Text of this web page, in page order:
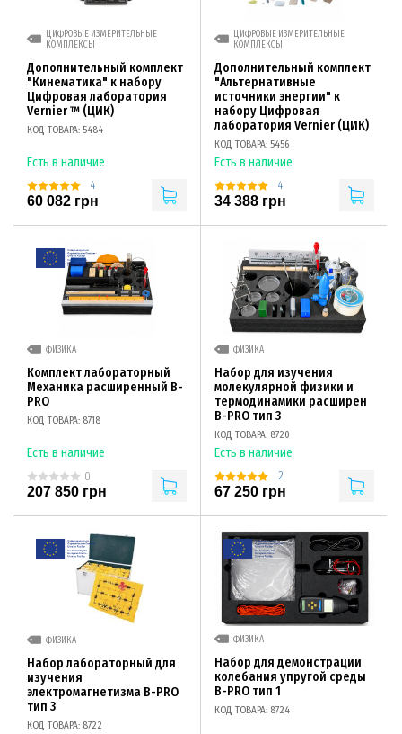
ЦИФРОВЫЕ ИЗМЕРИТЕЛЬНЫЕ
КОМПЛЕКСЫ
Дополнительный комплект
"Кинематика" к набору
Цифровая лаборатория
Vernier ™ (ЦИК)
КОД ТОВАРА: 5484
Есть в наличие
4
60 082 грн
ЦИФРОВЫЕ ИЗМЕРИТЕЛЬНЫЕ
КОМПЛЕКСЫ
Дополнительный комплект
"Альтернативные
источники энергии" к
набору Цифровая
лаборатория Vernier (ЦИК)
КОД ТОВАРА: 5456
Есть в наличие
4
34 388 грн
ФИЗИКА
Комплект лабораторный
Механика расширенный B-
PRO
КОД ТОВАРА: 8718
Есть в наличие
0
207 850 грн
ФИЗИКА
Набор для изучения
молекулярной физики и
термодинамики расширен
B-PRO тип 3
КОД ТОВАРА: 8720
Есть в наличие
2
67 250 грн
ФИЗИКА
Набор лабораторный для
изучения
электромагнетизма B-PRO
тип 3
КОД ТОВАРА: 8722
ФИЗИКА
Набор для демонстрации
колебания упругой среды
B-PRO тип 1
КОД ТОВАРА: 8724